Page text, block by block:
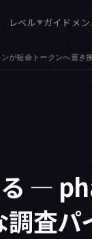
レベル▼ガイド メ
続ける問題が修正され
—
査パ